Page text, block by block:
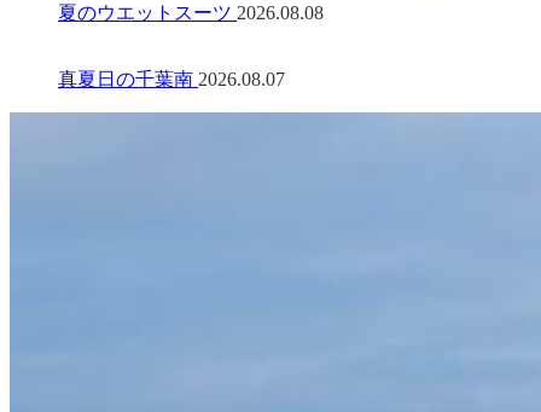
夏のウエットスーツ 2026.08.08
真夏日の千葉南 2026.08.07